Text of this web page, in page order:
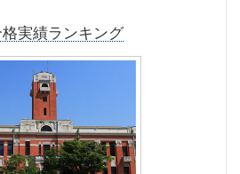
実績ランキング